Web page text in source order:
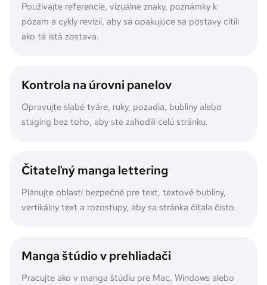
Používajte referencie, vizuálne znaky, poznámky k
pózam a cykly revízií, aby sa opakujúce sa postavy cítili
ako tá istá zostava.
Kontrola na úrovni panelov
Opravujte slabé tváre, ruky, pozadia, bubliny alebo
staging bez toho, aby ste zahodili celú stránku.
Čitateľný manga lettering
Plánujte oblasti bezpečné pre text, textové bubliny,
vertikálny text a rozostupy, aby sa stránka čítala čisto.
Manga štúdio v prehliadači
Pracujte ako v manga štúdiu pre Mac, Windows alebo